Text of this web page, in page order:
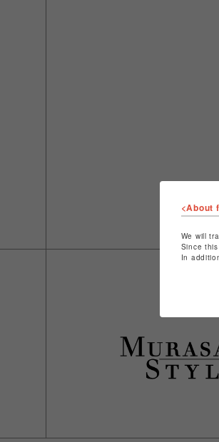
<About
We will
Since
In